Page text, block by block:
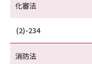
化審法
(2)-234
消防法